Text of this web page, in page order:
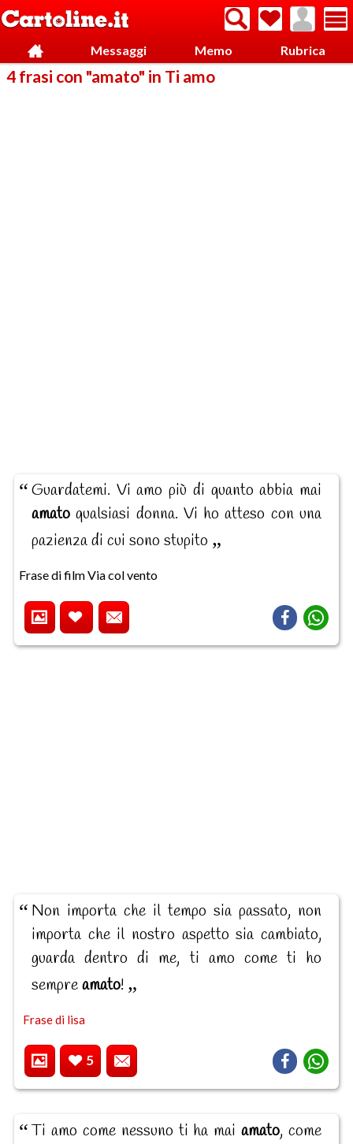
Messaggi Memo Rubrica
4 frasi con "amato" in Ti amo
Guardatemi. Vi amo più di quanto abbia mai
amato qualsiasi donna. Vi ho atteso con una
pazienza di cui sono stupito
Frase di film Via col vento
Non importa che il tempo sia passato, non
importa che il nostro aspetto sia cambiato,
guarda dentro di me, ti amo come ti ho
sempreamato!
Frase di lisa
5
Ti amo come nessuno ti ha maiamato, come